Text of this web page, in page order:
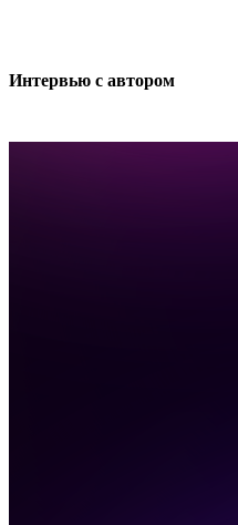
Интер­вью с автором